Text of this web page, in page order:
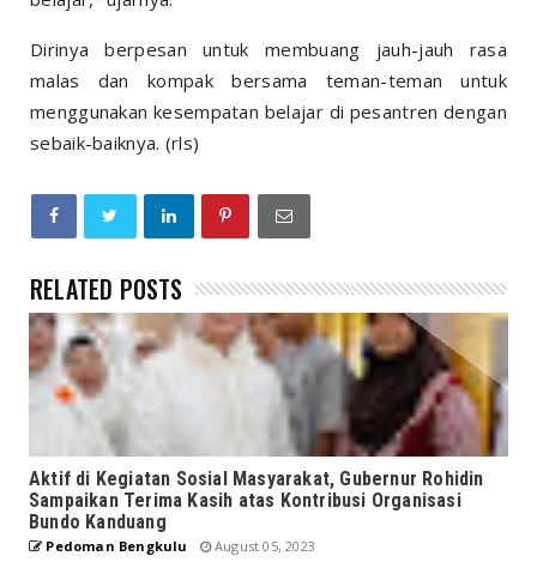
Dirinya berpesan untuk membuang jauh-jauh rasa
malas dan kompak bersama teman-teman untuk
menggunakan kesempatan belajar di pesantren dengan
sebaik-baiknya. (rls)
RELATED POSTS
Aktif di Kegiatan Sosial Masyarakat, Gubernur Rohidin
Sampaikan Terima Kasih atas Kontribusi Organisasi
Bundo Kanduang
Pedoman Bengkulu August 05, 2023